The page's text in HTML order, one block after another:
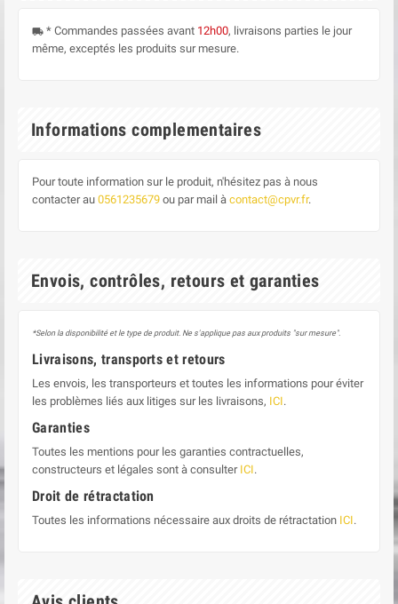
local_shipping * Commandes passées avant 12h00, livraisons parties le jour
même, exceptés les produits sur mesure.
Informations complementaires
Pour toute information sur le produit, n'hésitez pas à nous
contacter au 0561235679 ou par mail à contact@cpvr.fr.
Envois, contrôles, retours et garanties
*Selon la disponibilité et le type de produit. Ne s'applique pas aux produits "sur mesure".
Livraisons, transports et retours
Les envois, les transporteurs et toutes les informations pour éviter
les problèmes liés aux litiges sur les livraisons, ICI.
Garanties
Toutes les mentions pour les garanties contractuelles,
constructeurs et légales sont à consulter ICI.
Droit de rétractation
Toutes les informations nécessaire aux droits de rétractation ICI.